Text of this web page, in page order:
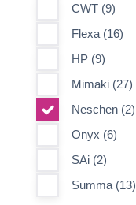
CWT (9)
Flexa (16)
HP (9)
Mimaki (27)
Neschen (2)
Onyx (6)
SAi (2)
Summa (13)